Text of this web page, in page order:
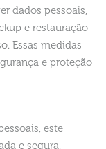
dados pessoais,
e restauração
Essas medidas
e proteção
este
e segura,